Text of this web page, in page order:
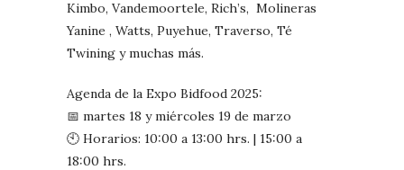
Kimbo, Vandemoortele, Rich’s, Molineras
Yanine , Watts, Puyehue, Traverso, Té
Twining y muchas más.
Agenda de la Expo Bidfood 2025:
📅 martes 18 y miércoles 19 de marzo
🕙 Horarios: 10:00 a 13:00 hrs. | 15:00 a
18:00 hrs.